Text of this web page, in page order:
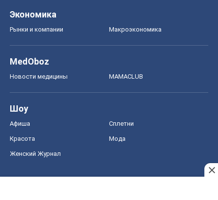
Экономика
Рынки и компании Mакроэкономика
MedOboz
Новости медицины MAMACLUB
Шоу
Афиша Сплетни
Красота Мода
Женский Журнал